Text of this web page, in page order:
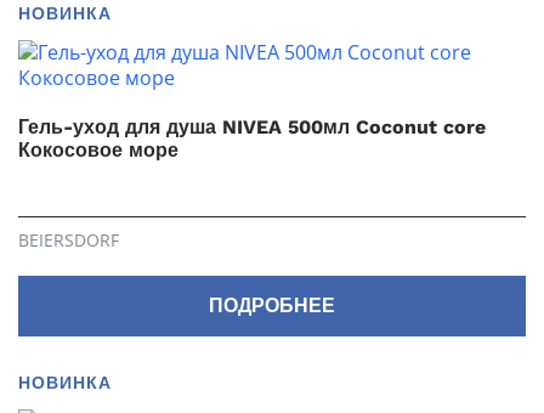
НОВИНКА
Гель-уход для душа NIVEA 500мл Coconut core
Кокосовое море
BEIERSDORF
ПОДРОБНЕЕ
НОВИНКА